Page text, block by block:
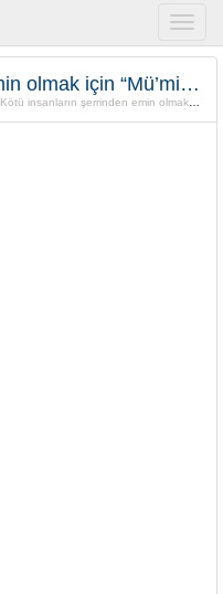
Kötü insanların şerrinden emin olmak için “Mü’min suresi
Kötü insanların şerrinden emin olmak için “Mü’min suresi